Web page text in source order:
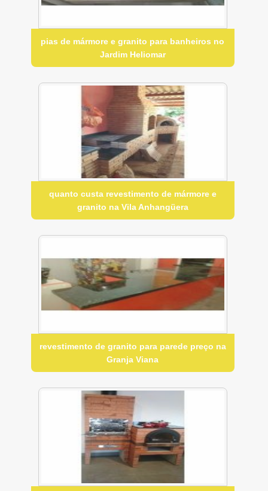
pias de mármore e granito para banheiros no
Jardim Heliomar
quanto custa revestimento de mármore e
granito na Vila Anhangüera
revestimento de granito para parede preço na
Granja Viana